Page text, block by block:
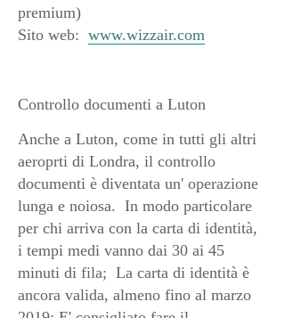
premium)
Sito web: www.wizzair.com
Controllo documenti a Luton
Anche a Luton, come in tutti gli altri
aeroprti di Londra, il controllo
documenti è diventata un' operazione
lunga e noiosa. In modo particolare
per chi arriva con la carta di identità,
i tempi medi vanno dai 30 ai 45
minuti di fila; La carta di identità è
ancora valida, almeno fino al marzo